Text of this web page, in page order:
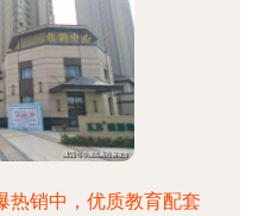
热销中，优质教育配套